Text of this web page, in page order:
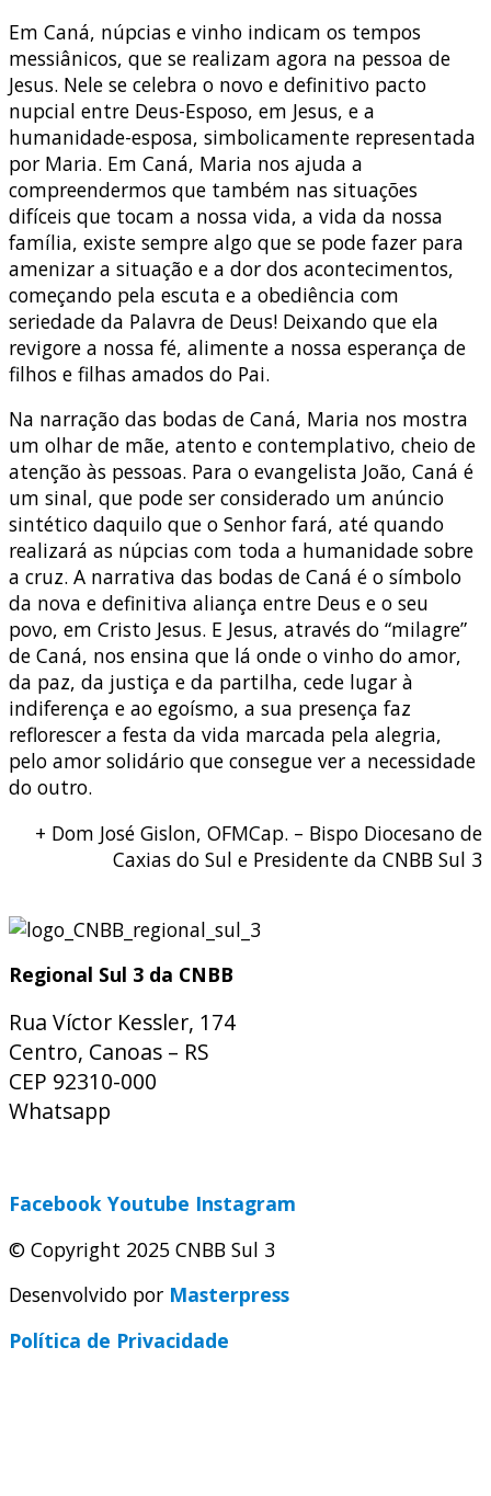
Em Caná, núpcias e vinho indicam os tempos
messiânicos, que se realizam agora na pessoa de
Jesus. Nele se celebra o novo e definitivo pacto
nupcial entre Deus-Esposo, em Jesus, e a
humanidade-esposa, simbolicamente representada
por Maria. Em Caná, Maria nos ajuda a
compreendermos que também nas situações
difíceis que tocam a nossa vida, a vida da nossa
família, existe sempre algo que se pode fazer para
amenizar a situação e a dor dos acontecimentos,
começando pela escuta e a obediência com
seriedade da Palavra de Deus! Deixando que ela
revigore a nossa fé, alimente a nossa esperança de
filhos e filhas amados do Pai.
Na narração das bodas de Caná, Maria nos mostra
um olhar de mãe, atento e contemplativo, cheio de
atenção às pessoas. Para o evangelista João, Caná é
um sinal, que pode ser considerado um anúncio
sintético daquilo que o Senhor fará, até quando
realizará as núpcias com toda a humanidade sobre
a cruz. A narrativa das bodas de Caná é o símbolo
da nova e definitiva aliança entre Deus e o seu
povo, em Cristo Jesus. E Jesus, através do “milagre”
de Caná, nos ensina que lá onde o vinho do amor,
da paz, da justiça e da partilha, cede lugar à
indiferença e ao egoísmo, a sua presença faz
reflorescer a festa da vida marcada pela alegria,
pelo amor solidário que consegue ver a necessidade
do outro.
+ Dom José Gislon, OFMCap. – Bispo Diocesano de
Caxias do Sul e Presidente da CNBB Sul 3
Regional Sul 3 da CNBB
Rua Víctor Kessler, 174
Centro, Canoas – RS
CEP 92310-000
Whatsapp
Facebook Youtube Instagram
© Copyright 2025 CNBB Sul 3
Desenvolvido por Masterpress
Política de Privacidade